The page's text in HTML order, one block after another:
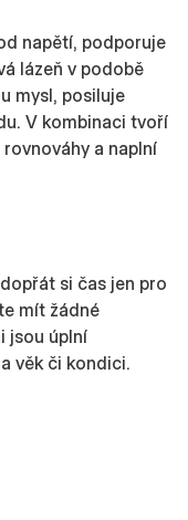
napětí, podporuje
lázeň v podobě
mysl, posiluje
V kombinaci tvoří
a naplní
si čas jen pro
mít žádné
jsou úplní
věk či kondici.